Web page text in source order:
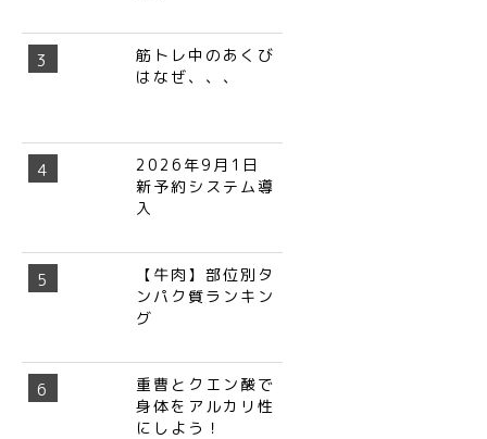
筋トレ中のあくび
はなぜ、、、
2026年9月1日
新予約システム導
入
【牛肉】部位別タ
ンパク質ランキン
グ
重曹とクエン酸で
身体をアルカリ性
にしよう！